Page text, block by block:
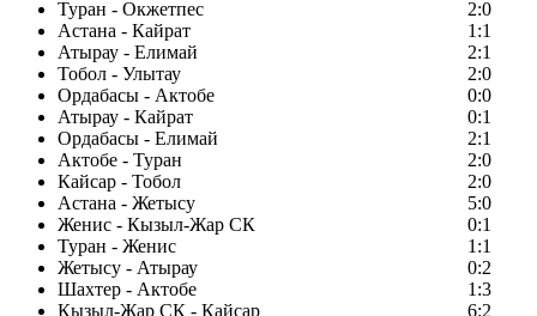
Туран - Окжетпес
2:0
Астана - Кайрат
1:1
Атырау - Елимай
2:1
Тобол - Улытау
2:0
Ордабасы - Актобе
0:0
Атырау - Кайрат
0:1
Ордабасы - Елимай
2:1
Актобе - Туран
2:0
Кайсар - Тобол
2:0
Астана - Жетысу
5:0
Женис - Кызыл-Жар СК
0:1
Туран - Женис
1:1
Жетысу - Атырау
0:2
Шахтер - Актобе
1:3
Кызыл-Жар СК - Кайсар
6:2